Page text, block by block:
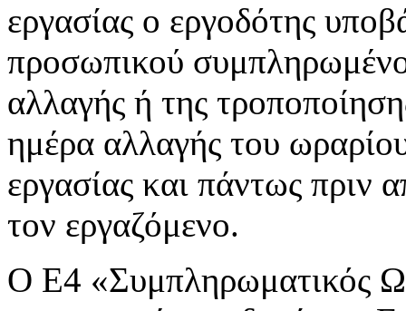
εργασίας ο εργοδότης
προσωπικού
αλλαγής ή της
ημέρα αλλαγής του
εργασίας και πάντως πριν
τον εργαζόμενο.
Ο Ε4 «Συμπληρωματικός